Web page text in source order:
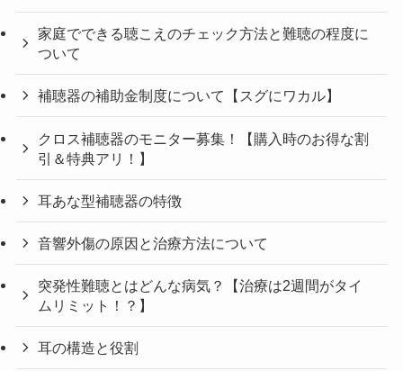
家庭でできる聴こえのチェック方法と難聴の程度に
ついて
補聴器の補助金制度について【スグにワカル】
クロス補聴器のモニター募集！【購入時のお得な割
引＆特典アリ！】
耳あな型補聴器の特徴
音響外傷の原因と治療方法について
突発性難聴とはどんな病気？【治療は2週間がタイ
ムリミット！？】
耳の構造と役割